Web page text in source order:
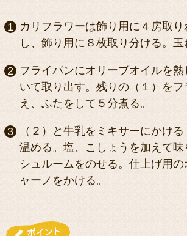
カリフラワーは飾り用に４房取
し、飾り用に８枚取り分ける。玉
フライパンにオリーブオイルを
いて取り出す。残りの（１）を
え、ふたをして５分煮る。
（２）と牛乳をミキサーにかけ
温める。塩、こしょうを加えて
シュルームをのせる。仕上げ用
ャーノをかける。